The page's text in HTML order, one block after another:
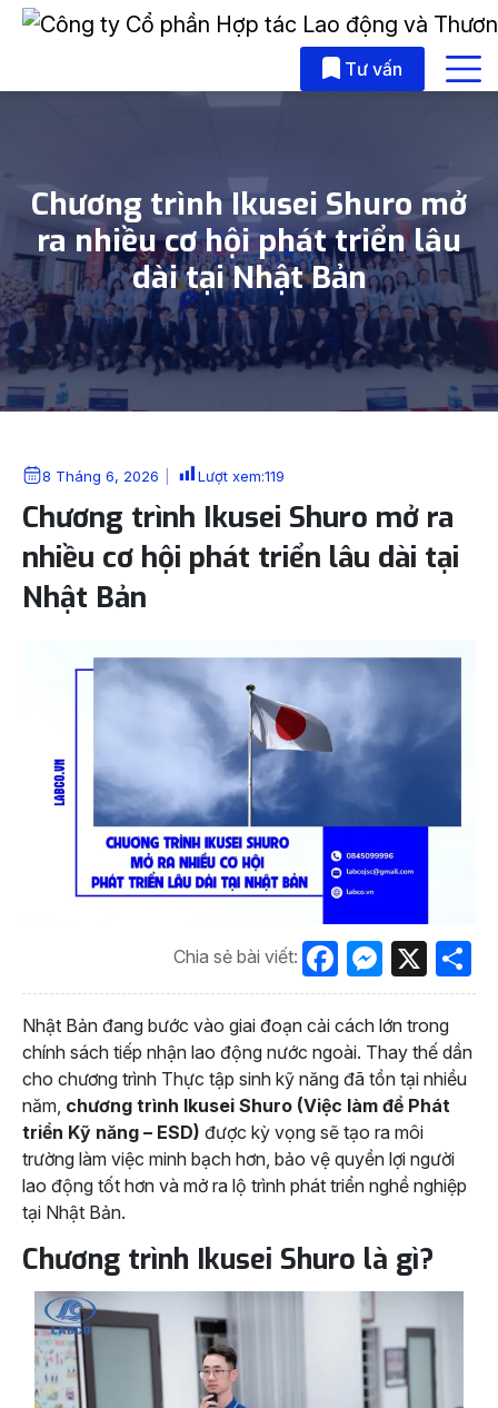
Skip to main content
Tư vấn
Chương trình Ikusei Shuro mở
ra nhiều cơ hội phát triển lâu
dài tại Nhật Bản
8 Tháng 6, 2026 Lượt xem:119
Chương trình Ikusei Shuro mở ra
nhiều cơ hội phát triển lâu dài tại
Nhật Bản
Chia sẻ bài viết: Facebook
X
Nhật Bản đang bước vào giai đoạn cải cách lớn trong
chính sách tiếp nhận lao động nước ngoài. Thay thế dần
cho chương trình Thực tập sinh kỹ năng đã tồn tại nhiều
năm, chương trình Ikusei Shuro (Việc làm để Phát
triển Kỹ năng – ESD) được kỳ vọng sẽ tạo ra môi
trường làm việc minh bạch hơn, bảo vệ quyền lợi người
lao động tốt hơn và mở ra lộ trình phát triển nghề nghiệp
tại Nhật Bản.
Chương trình Ikusei Shuro là gì?